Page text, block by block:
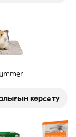
көрсету